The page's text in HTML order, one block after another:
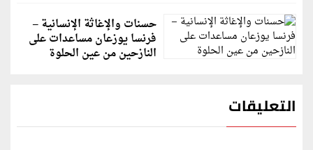
حسنات والإغاثة الإنسانية –
فرنسا يوزعان مساعدات على
النازحين من عين الحلوة
التعليقات